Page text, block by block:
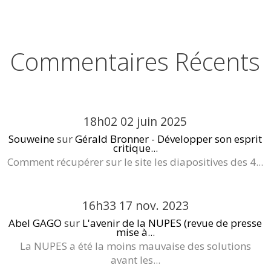
Commentaires Récents
18h02 02 juin 2025
SouweinesurGérald Bronner - Développer son esprit
critique...
Comment récupérer sur le site les diapositives des 4...
16h33 17 nov. 2023
Abel GAGO sur L'avenir de la NUPES (revue de presse
mise à...
La NUPES a été la moins mauvaise des solutions
avant les...